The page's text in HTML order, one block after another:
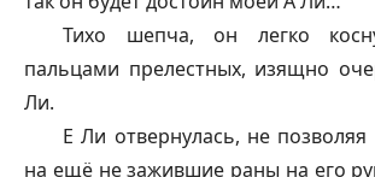
Тихо шепча, он легко
пальцами прелестных, изящно
Ли.
Е Ли отвернулась, не позволяя
на ещё не зажившие раны на его